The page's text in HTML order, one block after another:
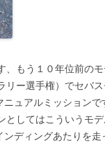
、もう１０年位前の
リー選手権）でセバ
ュアルミッション
としてはこういうモ
ンディングあたりを